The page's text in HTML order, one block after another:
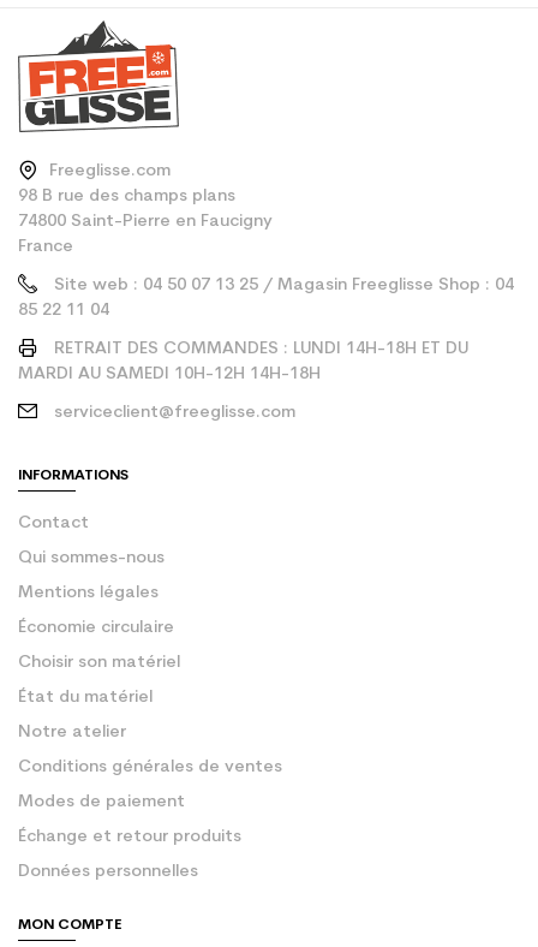
Freeglisse.com
98 B rue des champs plans
74800 Saint-Pierre en Faucigny
France
Site web : 04 50 07 13 25 / Magasin Freeglisse Shop : 04
85 22 11 04
RETRAIT DES COMMANDES : LUNDI 14H-18H ET DU
MARDI AU SAMEDI 10H-12H 14H-18H
serviceclient@freeglisse.com
INFORMATIONS
Contact
Qui sommes-nous
Mentions légales
Économie circulaire
Choisir son matériel
État du matériel
Notre atelier
Conditions générales de ventes
Modes de paiement
Échange et retour produits
Données personnelles
MON COMPTE